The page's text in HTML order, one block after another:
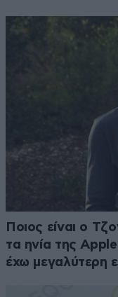
Ποιος είναι ο
τα ηνία της
έχω μεγαλύτερη